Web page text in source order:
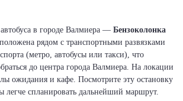
в городе Валмиера — Бензоколонка
рядом с транспортными развязками
(метро, автобусы или такси), что
до центра города Валмиера. На локации
ожидания и кафе. Посмотрите эту остановку
легче спланировать дальнейший маршрут.